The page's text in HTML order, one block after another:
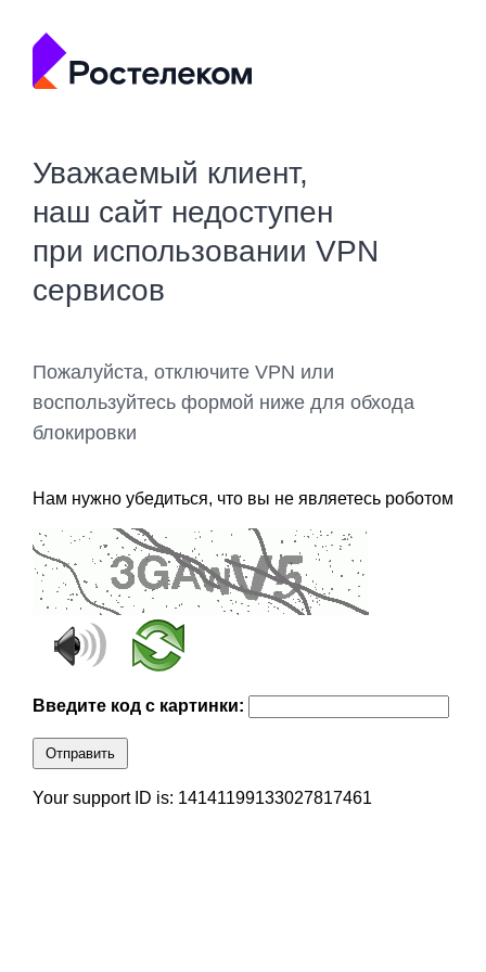
Уважаемый клиент,
наш сайт недоступен
при использовании VPN
сервисов
Пожалуйста, отключите VPN или
воспользуйтесь формой ниже для обхода
блокировки
Нам нужно убедиться, что вы не являетесь роботом
Введите код с картинки:
Отправить
Your support ID is: 14141199133027817461